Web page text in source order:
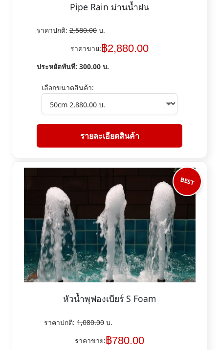
Pipe Rain ม่านน้ำฝน
ราคาปกติ: 2,580.00 บ.
ราคาขาย: ฿2,880.00
ประหยัดทันที: 300.00 บ.
เลือกขนาดสินค้า:
รายละเอียดสินค้า
BEST
หัวน้ำพุฟองเบียร์ S Foam
ราคาปกติ: 1,080.00 บ.
ราคาขาย:฿780.00